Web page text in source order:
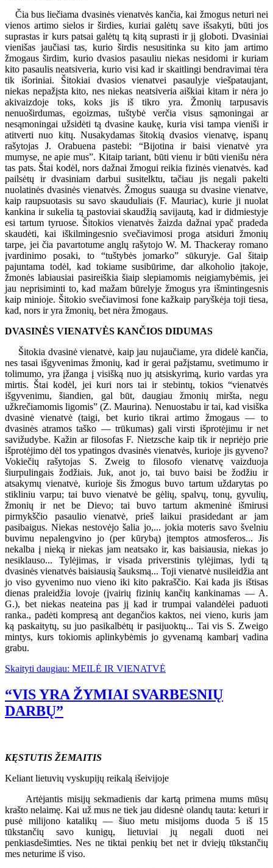
Čia bus liečiama dvasinės vienatvės kančia, kai žmogus neturi nei
vienos artimo sielos ir širdies, kuriai galėtų save išsakyti, būti jos
suprastas ir kurs patsai galėtų tą kitą suprasti ir jį globoti. Dvasiniai
vienišas jaučiasi tas, kurio širdis nesusitinka su kito jam artimo
žmogaus širdim, kurio dvasios pasauliu niekas nesidomi ir kuriam
kito pasaulis neatsiveria, kurio visi kad ir skaitlingi bendravimai tėra
tik išoriniai. Šitokiai dvasios vienatvei pasaulyje viešpataujant,
niekas nepažįsta kito, nes niekas neatsiveria aiškiai kitam ir nėra jo
akivaizdoje toks, koks jis iš tikro yra. Žmonių tarpusavis
nenuoširdumas, egoizmas, tuštybė verčia visus sąmoningai ar
nesąmoningai užsidėti tą dvasine kaukę, kuria visi tampa vieniši ir
atitverti nuo kitų. Nusakydamas šitokią dvasios vienatvę, ispanų
rašytojas J. Orabuena pastebi: “Bijotina ir baisi vienatvė yra
mumyse, ne apie mus”. Kitaip tariant, būti vienu ir būti vienišu nėra
tas pats. Štai kodėl, nors dažnai žmogui reikia fizinės vienatvės. kad
pailsėtų ir dvasiniam darbui susitelktu, tačiau jis negali pakelti
nuolatinės dvasinės vienatvės. Žmogus suauga su dvasine vienatve,
kaip raupsuotasis su savo skauduliais (F. Mauriac), kurie ji nuolat
kankina ir sukelia tą pastoviai skaudžią savijautą, kad ir didmiestyje
esi tartum tyruose. Šitokios vienatvės žaizda dažnai ypač pradeda
skaudėti, kai iškilmingesnio svečiavimosi proga atsiduri žmonių
tarpe, jei čia pavartotume anglų rašytojo W. M. Thackeray romano
įvardinimo posaki, to “tuštybės jomarko” sūkuryje. Gal šitaip
pajuntama todėl, kad tokiame susibūrime, dar alkoholio įtakoje,
žmonės labiausiai pasireiškia šiaip slepiamomis neigiamybėmis, jei
jau neprisiminti to, kad mažam būrelyje žmogus yra išmintingesnis
kaip minioje. Šitokio svečiavimosi fone kažkaip paryškėja toji tiesa,
kad, nors ir yra žmonių, bet nėra žmogaus.
DVASINĖS VIENATVĖS KANČIOS DIDUMAS
Šitokia dvasinė vienatvė, kaip jau nujaučiame, yra didelė kančia,
nes tasai išgyvenimas žmonių, kad ir gerai pažįstamu, svetimumo ir
tolimumo, yra įžanga į visišką nuo jų atsiskyrimą, kurio vardas yra
mirtis. Štai kodėl, jei kuri nors tai ir stebintų, tokios “vienatvės
išgyvenimu, šiandien, gal būt, daugiau žmonių miršta, negu
užkrečiamomis ligomis” (Z. Maurina). Nenuostabu ir tai, kad visiška
dvasinė vienatvė (taigi, bet kurio tikrai artimo žmogaus — to
dvasinės atramos taško — trūkumas) gali virsti išprotėjimu ir net
savižudybe. Kažin ar filosofas F. Nietzsche kaip tik ir nepriėjo prie
išprotėjimo dėl tos ypatingos dvasinės vienatvės, kurioje jis gyveno?
Vokiečių rašytojas S. Zweig to filosofo vienatvę vaizduoja
šiurpulingais žodžiais. Juk, anot jo, tai buvo baisi be žodžiu ir
atsakymų vienatvė, kurioje šis žmogus buvo tartum uždarytas po
stikliniu varpu; tai buvo vienatvė be gėlių, spalvų, tonų, gyvulių,
žmonių ir net be Dievo; tai buvo tartum akmeninė išmirusi
pirmykščio pasaulio vienatvė, prieš laikui prasidedant ar jam
pasibaigus. Niekas nestovėjo šalia jo,... jokia moteris savo švelniu
buvimu nepalengvino jo (per kūrybą) įtemptos atmosferos... Jis
nekalba į nieką ir niekas jam neatsako ir, kas baisiausia, niekas jo
nesiklauso... Tylėjimas, ir visada priverstinis tylėjimas, lydi tą
dvasinės vienatvės baisiausią šauksmą... Toji vienatvė nusileidžia ant
jo viso gyvenimo nuo vieno iki kito pakraščio. Kai kada jis ištisas
dienas praleidžia lovoje (įvairių fizinių kančių kankinamas — A.
G.), bet niekas neateina pas jį kad ir trumpai valandėlei paduoti
ranka., padėti kompresą ant degančios kaktos, nei vieno, kuris jam
ką paskaitytų, su juo pasikalbėtų ir pasijuoktų... Tai vis S. Zweigo
mintys, kurs tokiomis aplinkybėmis jo gyvenamą kambarį vadina
grabu.
Skaityti daugiau: MEILĖ IR VIENATVĖ
“VIS YRA ŽYMIAI SVARBESNIŲ
DARBŲ”
KĘSTUTIS ŽEMAITIS
Keliant lietuvių vyskupijų reikalą išeivijoje
Artėjantis misijų sekmadienis dar kartą primena mums mūsų
krašto nelaimę. Kai už mus ne tiek jau didesnė olandų tauta: keturi ir
pusė milijono katalikų — šiuo metu misijoms duoda 5 iš 15
tūkstančių savo kunigų, lietuviai jų negali duoti nei
penkiasdešimties. Nes ne tiktai penkių bet net ir dviejų tūkstančių
mes neturime iš viso.